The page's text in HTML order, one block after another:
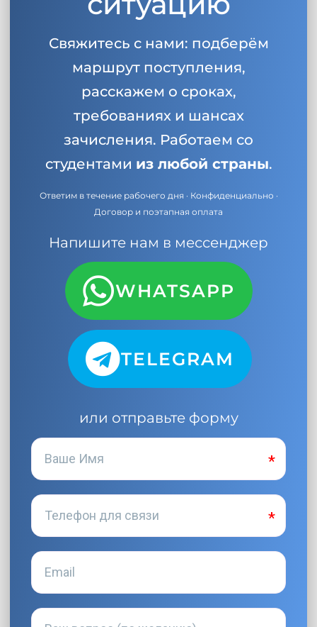
Свяжитесь с нами: подберём
маршрут поступления,
расскажем о сроках,
требованиях и шансах
зачисления. Работаем со
студентами из любой страны.
Ответим в течение рабочего дня · Конфиденциально ·
Договор и поэтапная оплата
Напишите нам в мессенджер
WHATSAPP
TELEGRAM
или отправьте форму